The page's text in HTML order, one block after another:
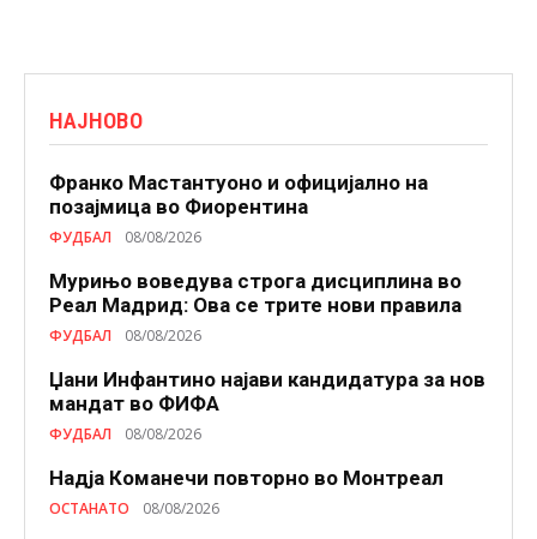
НАЈНОВО
Франко Мастантуоно и официјално на
позајмица во Фиорентина
ФУДБАЛ 08/08/2026
Мурињо воведува строга дисциплина во
Реал Мадрид: Ова се трите нови правила
ФУДБАЛ 08/08/2026
Џани Инфантино најави кандидатура за нов
мандат во ФИФА
ФУДБАЛ 08/08/2026
Надја Команечи повторно во Монтреал
ОСТАНАТО 08/08/2026